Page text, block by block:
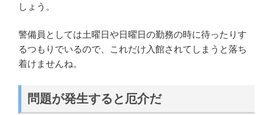
しょう。
警備員としては土曜日や日曜日の勤務の時に待ったりす
るつもりでいるので、これだけ入館されてしまうと落ち
着けませんね。
問題が発生すると厄介だ